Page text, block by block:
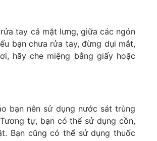
tay cả mặt lưng, giữa các ngón
bạn chưa rửa tay, đừng dụi mắt,
hãy che miệng bằng giấy hoặc
bạn nên sử dụng nước sát trùng
tự, bạn có thể sử dụng cồn,
Bạn cũng có thể sử dụng thuốc